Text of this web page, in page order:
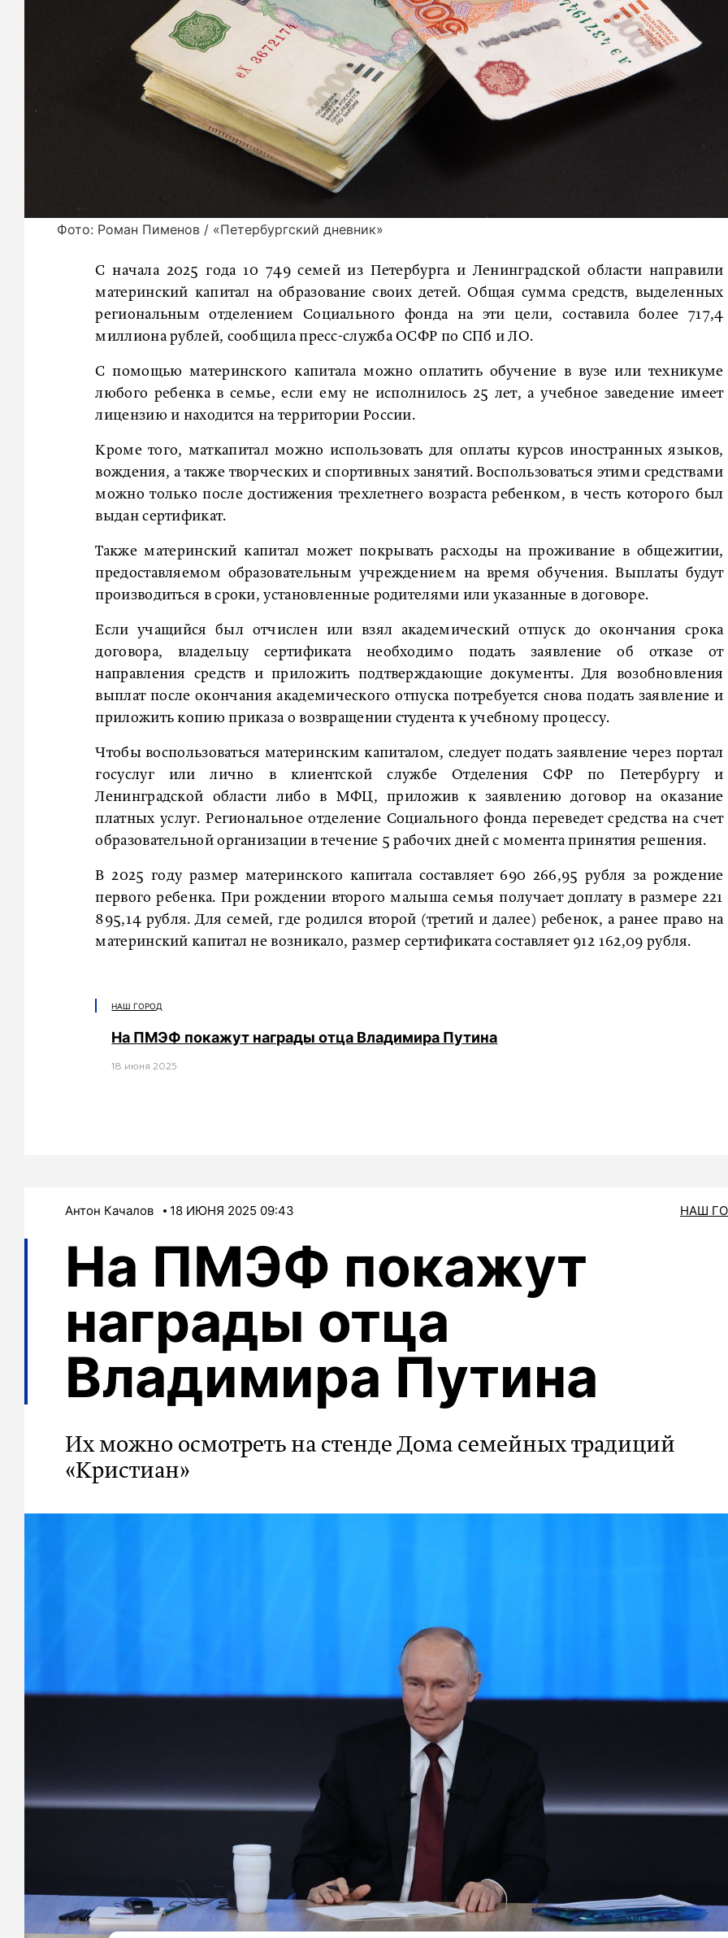
Фото: Роман Пименов / «Петербургский дневник»
С начала 2025 года 10 749 семей из Петербурга и Ленинградской области направили
материнский капитал на образование своих детей. Общая сумма средств, выделенных
региональным отделением Социального фонда на эти цели, составила более 717,4
миллиона рублей, сообщила пресс-служба ОСФР по СПб и ЛО.
С помощью материнского капитала можно оплатить обучение в вузе или техникуме
любого ребенка в семье, если ему не исполнилось 25 лет, а учебное заведение имеет
лицензию и находится на территории России.
Кроме того, маткапитал можно использовать для оплаты курсов иностранных языков,
вождения, а также творческих и спортивных занятий. Воспользоваться этими средствами
можно только после достижения трехлетнего возраста ребенком, в честь которого был
выдан сертификат.
Также материнский капитал может покрывать расходы на проживание в общежитии,
предоставляемом образовательным учреждением на время обучения. Выплаты будут
производиться в сроки, установленные родителями или указанные в договоре.
Если учащийся был отчислен или взял академический отпуск до окончания срока
договора, владельцу сертификата необходимо подать заявление об отказе от
направления средств и приложить подтверждающие документы. Для возобновления
выплат после окончания академического отпуска потребуется снова подать заявление и
приложить копию приказа о возвращении студента к учебному процессу.
Чтобы воспользоваться материнским капиталом, следует подать заявление через портал
госуслуг или лично в клиентской службе Отделения СФР по Петербургу и
Ленинградской области либо в МФЦ, приложив к заявлению договор на оказание
платных услуг. Региональное отделение Социального фонда переведет средства на счет
образовательной организации в течение 5 рабочих дней с момента принятия решения.
В 2025 году размер материнского капитала составляет 690 266,95 рубля за рождение
первого ребенка. При рождении второго малыша семья получает доплату в размере 221
895,14 рубля. Для семей, где родился второй (третий и далее) ребенок, а ранее право на
материнский капитал не возникало, размер сертификата составляет 912 162,09 рубля.
НАШ ГОРОД
На ПМЭФ покажут награды отца Владимира Путина
18 июня 2025
Антон Качалов 18 ИЮНЯ 2025 09:43 НАШ
На ПМЭФ покажут
награды отца
Владимира Путина
Их можно осмотреть на стенде Дома семейных традиций
«Кристиан»